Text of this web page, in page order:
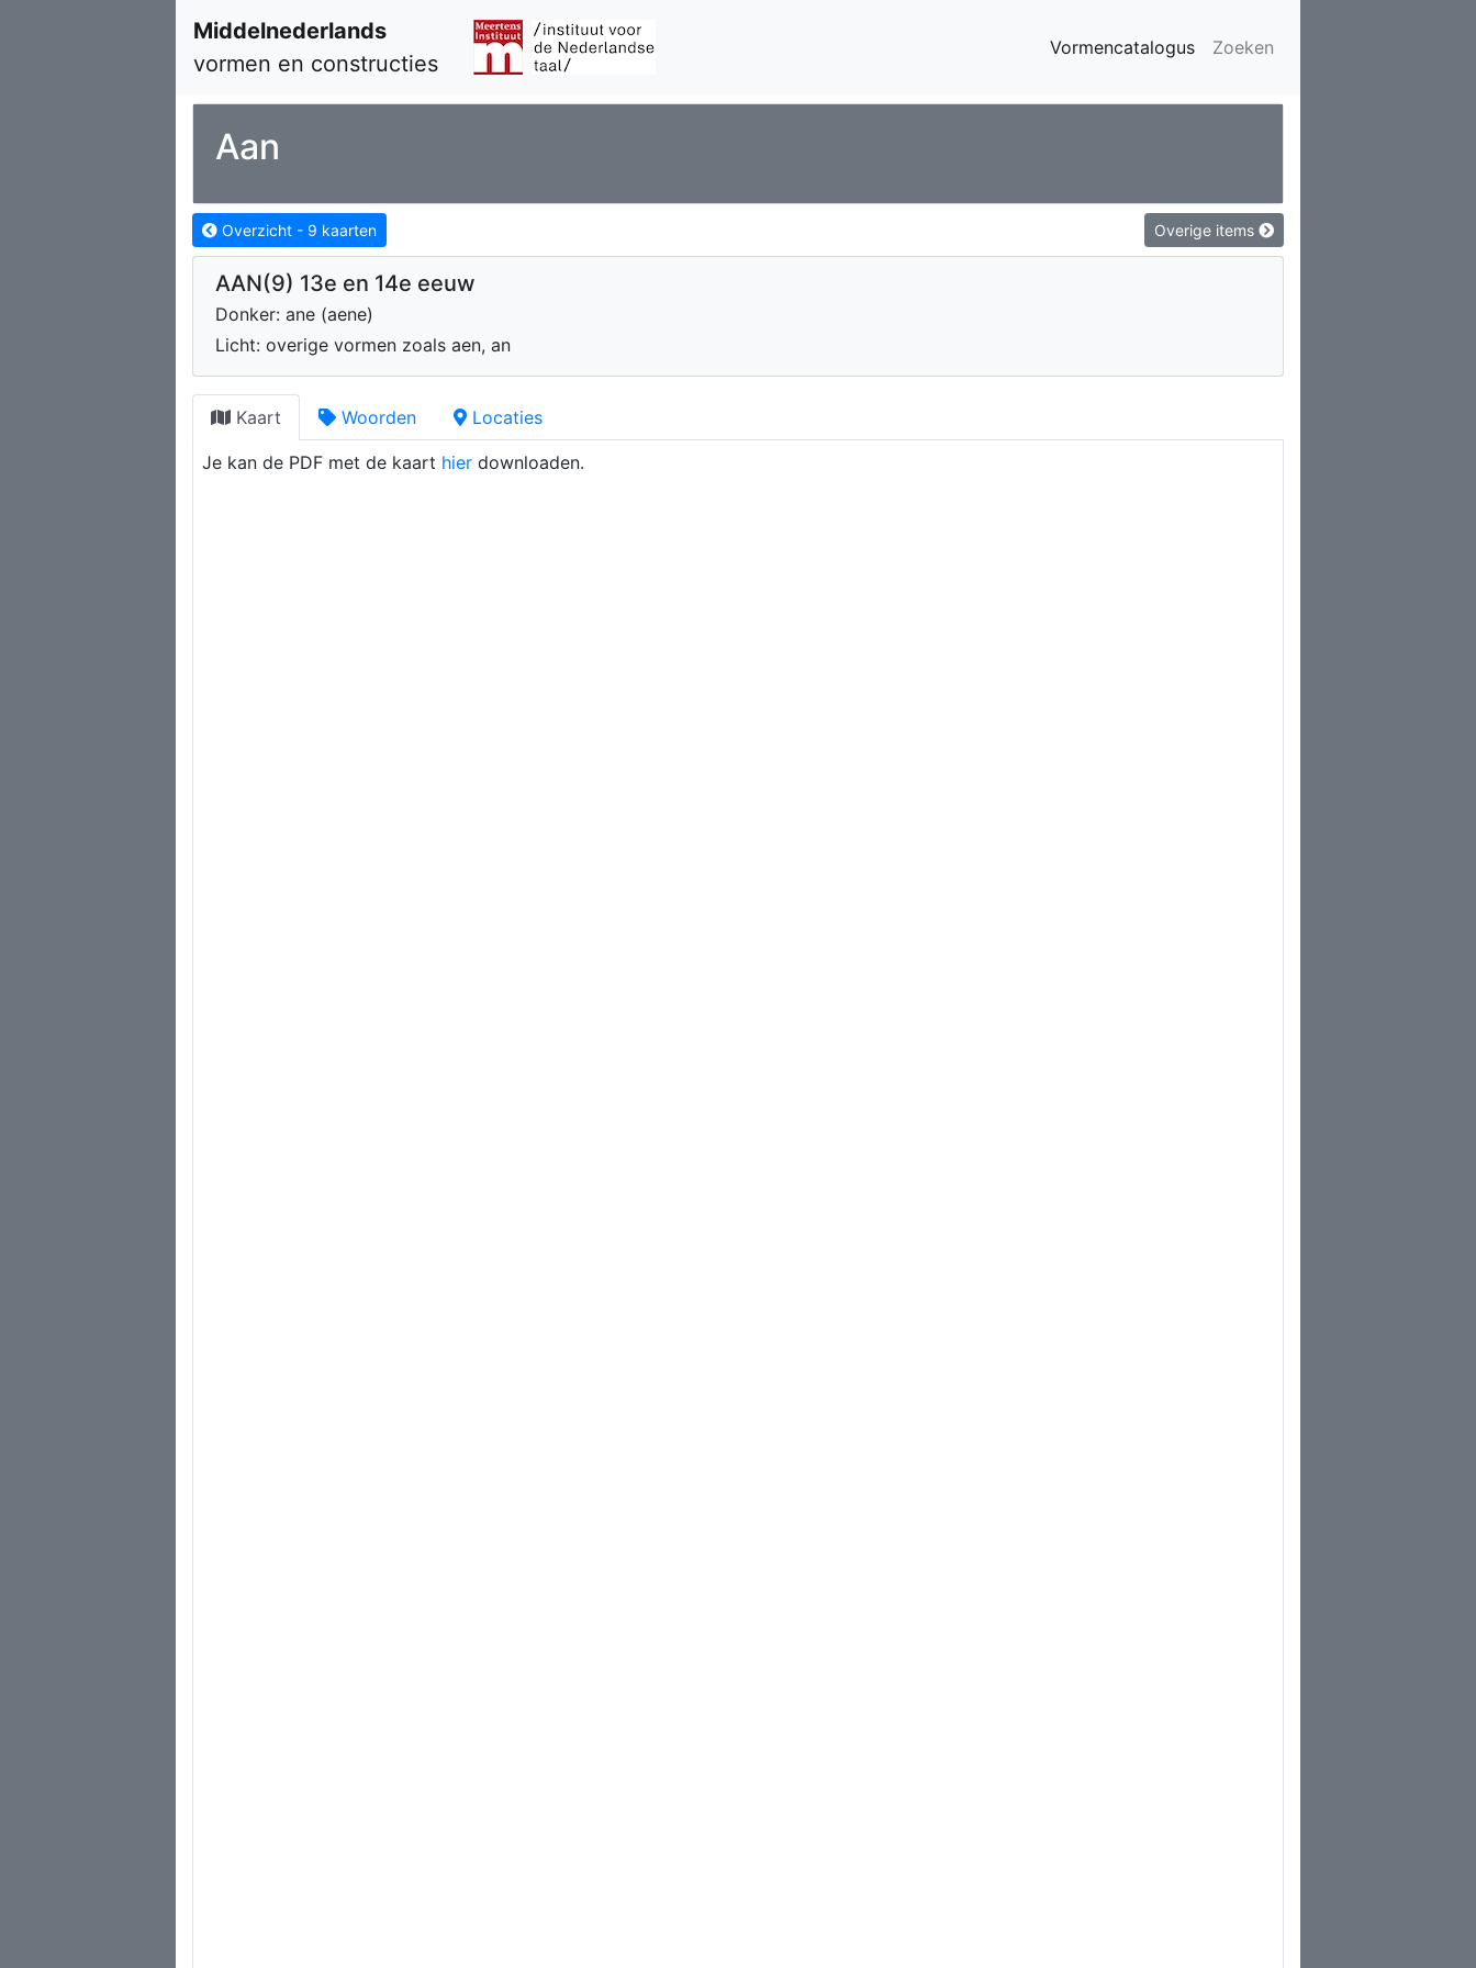
Middelnederlands
vormen en constructies
Vormencatalogus Zoeken
Aan
Overzicht - 9 kaarten Overige items
AAN(9) 13e en 14e eeuw
Donker: ane (aene)
Licht: overige vormen zoals aen, an
Kaart Woorden Locaties
Je kan de PDF met de kaart hier downloaden.